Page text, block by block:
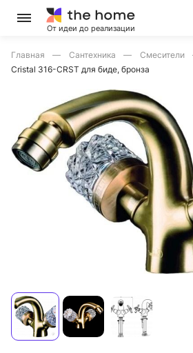
От идеи до реализации
Главная Сантехника Смесители
Cristal 316-CRST для биде, бронза